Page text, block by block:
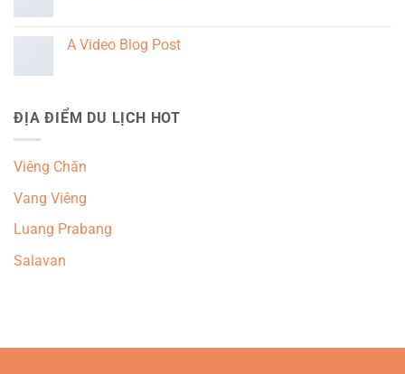
A Video Blog Post
ĐỊA ĐIỂM DU LỊCH HOT
Viêng Chăn
Vang Viêng
Luang Prabang
Salavan